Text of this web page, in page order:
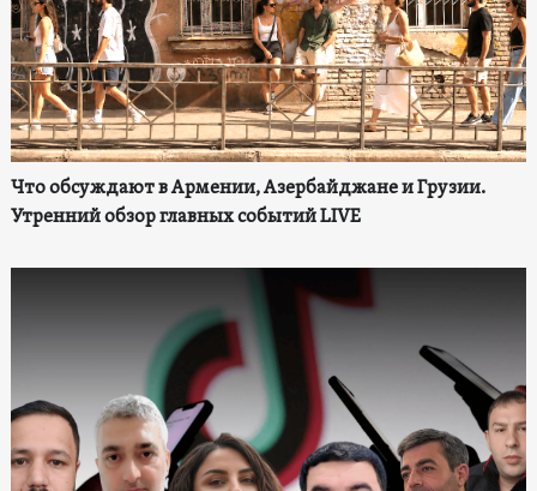
Что обсуждают в Армении, Азербайджане и Грузии.
Утренний обзор главных событий LIVE